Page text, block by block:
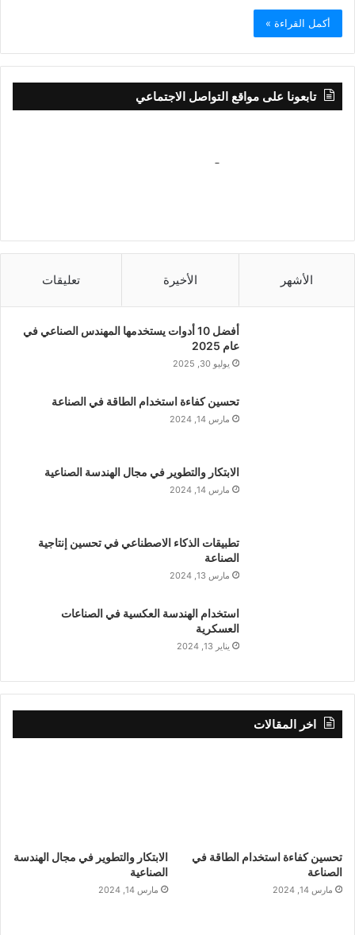
أكمل القراءة »
تابعونا على مواقع التواصل الاجتماعي
الأشهر الأخيرة تعليقات
أفضل 10 أدوات يستخدمها المهندس الصناعي في
عام 2025
يوليو 30, 2025
تحسين كفاءة استخدام الطاقة في الصناعة
مارس 14, 2024
الابتكار والتطوير في مجال الهندسة الصناعية
مارس 14, 2024
تطبيقات الذكاء الاصطناعي في تحسين إنتاجية
الصناعة
مارس 13, 2024
استخدام الهندسة العكسية في الصناعات
العسكرية
يناير 13, 2024
اخر المقالات
تحسين كفاءة استخدام الطاقة في
الصناعة
مارس 14, 2024
الابتكار والتطوير في مجال الهندسة
الصناعية
مارس 14, 2024